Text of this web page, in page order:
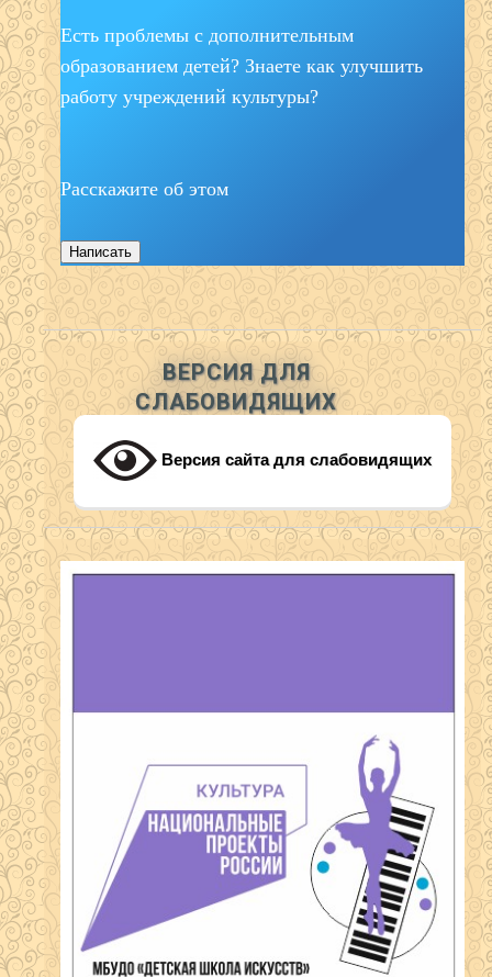
Есть проблемы с дополнительным
образованием детей? Знаете как улучшить
работу учреждений культуры?
Расскажите об этом
Написать
ВЕРСИЯ ДЛЯ
СЛАБОВИДЯЩИХ
Версия сайта для слабовидящих